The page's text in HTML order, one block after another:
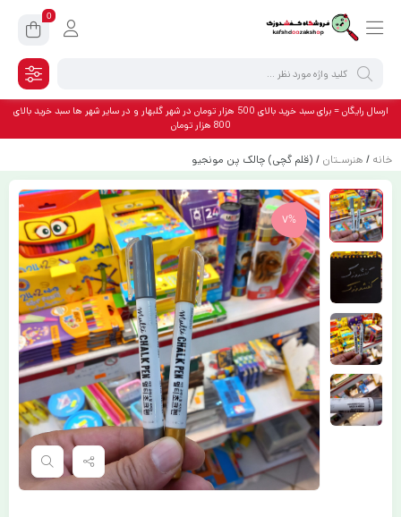
0
ارسال رایگان = برای سبد خرید بالای 500 هزار تومان در شهر گلبهار و در سایر شهر ها سبد خرید بالای
800 هزار تومان
خانه / هنرسـتان / (قلم گچی) چالک پن مونجیو
7%